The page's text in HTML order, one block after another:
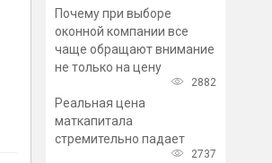
Почему при выборе
оконной компании все
чаще обращают внимание
не только на цену
2882
Реальная цена
маткапитала
стремительно падает
2737